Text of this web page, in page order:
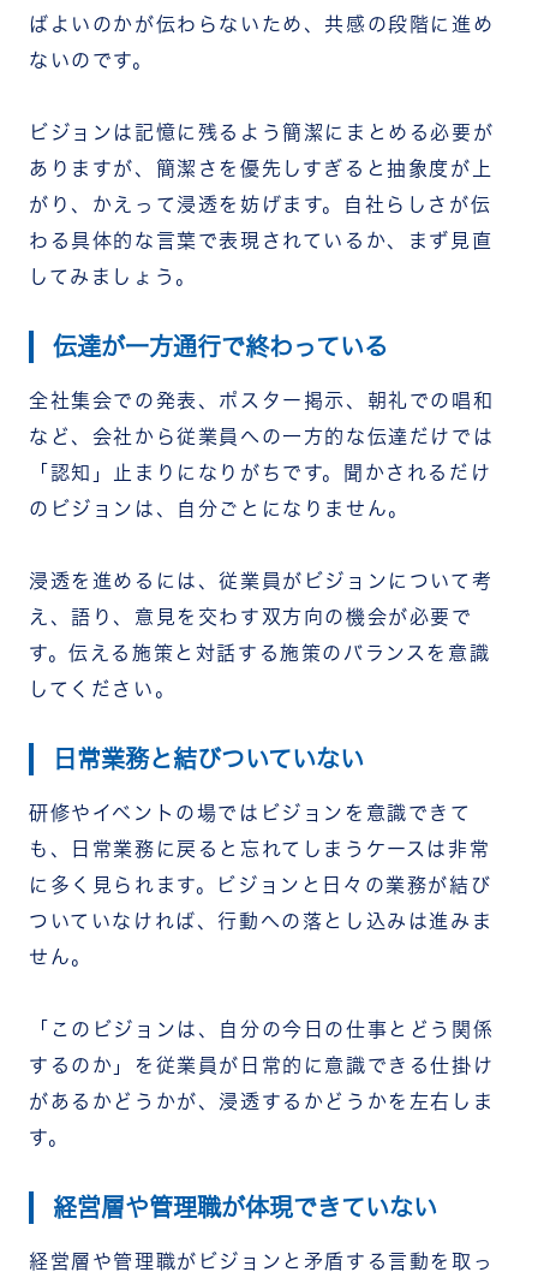
ばよいのかが伝わらないため、共感の段階に進め
ないのです。
ビジョンは記憶に残るよう簡潔にまとめる必要が
ありますが、簡潔さを優先しすぎると抽象度が上
がり、かえって浸透を妨げます。自社らしさが伝
わる具体的な言葉で表現されているか、まず見直
してみましょう。
伝達が一方通行で終わっている
全社集会での発表、ポスター掲示、朝礼での唱和
など、会社から従業員への一方的な伝達だけでは
「認知」止まりになりがちです。聞かされるだけ
のビジョンは、自分ごとになりません。
浸透を進めるには、従業員がビジョンについて考
え、語り、意見を交わす双方向の機会が必要で
す。伝える施策と対話する施策のバランスを意識
してください。
日常業務と結びついていない
研修やイベントの場ではビジョンを意識できて
も、日常業務に戻ると忘れてしまうケースは非常
に多く見られます。ビジョンと日々の業務が結び
ついていなければ、行動への落とし込みは進みま
せん。
「このビジョンは、自分の今日の仕事とどう関係
するのか」を従業員が日常的に意識できる仕掛け
があるかどうかが、浸透するかどうかを左右しま
す。
経営層や管理職が体現できていない
経営層や管理職がビジョンと矛盾する言動を取っ